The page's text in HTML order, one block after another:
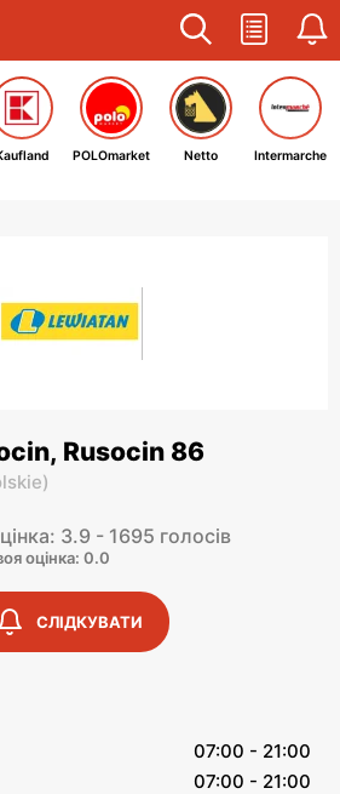
POLOmarket Netto Intermarche
Rusocin 86
)
3.9 - 1695 голосів
оцінка: 0.0
СЛІДКУВАТИ
07:00 - 21:00
07:00 - 21:00